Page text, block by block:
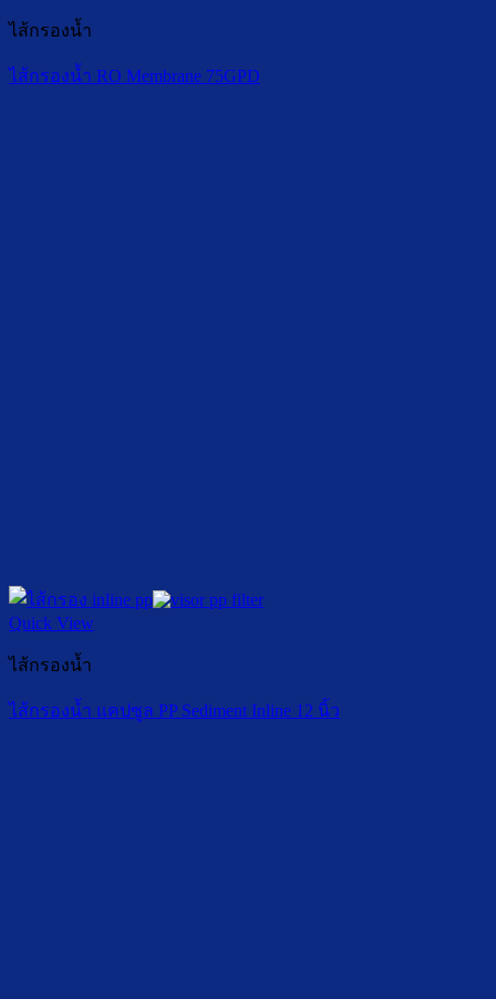
ไส้กรองน้ำ
ไส้กรองน้ำ RO Membrane 75GPD
Quick View
ไส้กรองน้ำ
ไส้กรองน้ำ แคปซูล PP Sediment Inline 12 นิ้ว